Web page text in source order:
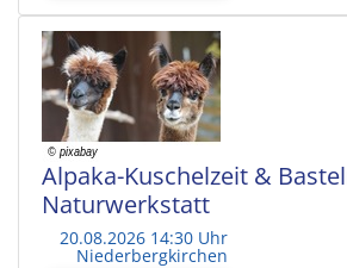
Alpaka-Kuschelzeit &
Naturwerkstatt
20.08.2026 14:30 Uhr
Niederbergkirchen